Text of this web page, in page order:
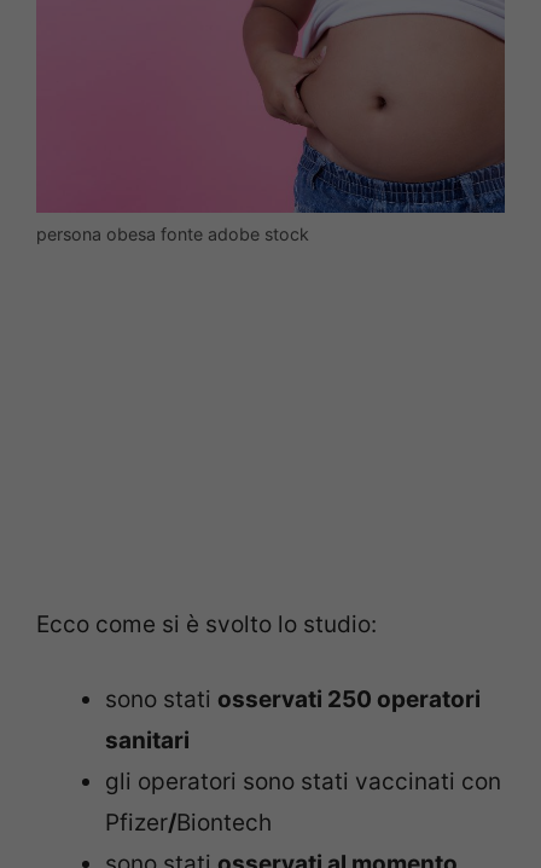
persona obesa fonte adobe stock
Ecco come si è svolto lo studio:
sono stati osservati 250 operatori
sanitari
gli operatori sono stati vaccinati con
Pfizer/Biontech